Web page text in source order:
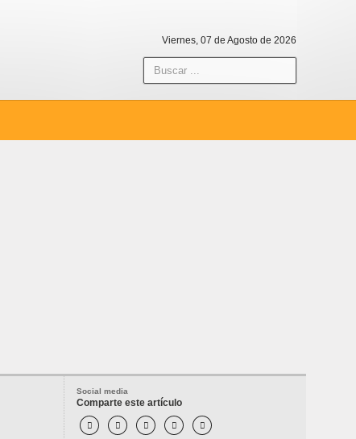
Viernes, 07 de Agosto de 2026
Social media
Comparte este artículo
    